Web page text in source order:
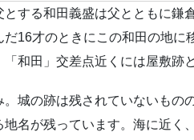
する和田義盛は父とともに鎌
16才のときにこの和田の地に
和田」交差点近くには屋敷跡
城の跡は残されていないもの
名が残っています。海に近く